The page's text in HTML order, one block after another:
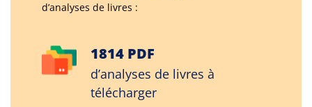
d’analyses de livres :
1814 PDF
d’analyses de livres à
télécharger